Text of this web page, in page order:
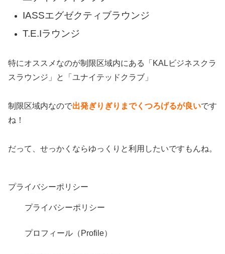
IASSエグゼクティブラウンジ
T.E.Iラウンジ
特にオススメなのが制限区域内にある「KALビジネスクラ
スラウンジ」と「ユナイテッドクラブ」
制限区域内なので出発ぎりぎりまでくつろげるが良いです
ね！
だって、せっかくならゆっくりと利用したいですもんね。
プライバシーポリシー
プライバシーポリシー
プロフィール（Profile）